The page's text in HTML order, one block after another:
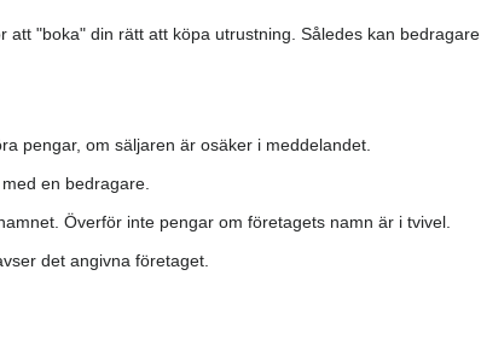
"boka" din rätt att köpa utrustning. Således kan bedragare
pengar, om säljaren är osäker i meddelandet.
en bedragare.
Överför inte pengar om företagets namn är i tvivel.
det angivna företaget.